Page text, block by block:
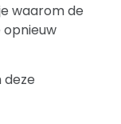
waarom de
opnieuw